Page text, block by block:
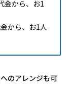
金から、お1
から、お1人
のアレンジも可